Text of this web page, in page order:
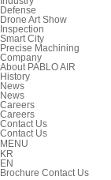
Defense
Drone Art Show
Inspection
Smart City
Precise Machining
Company
About PABLO AIR
History
News
News
Careers
Careers
Contact Us
Contact Us
MENU
KR
EN
Brochure Contact Us